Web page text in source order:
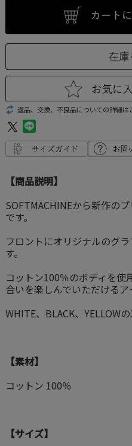
返品、交換、不良品についての詳細は
【商品説明】
SOFTMACHINEから新作の
です。
フロントにオリジナルのグ
す。
コットン100％のボディを使
合いを楽しんでいただけるア
WHITE、BLACK、YELLOW
【素材】
コットン 100％
【サイズ】